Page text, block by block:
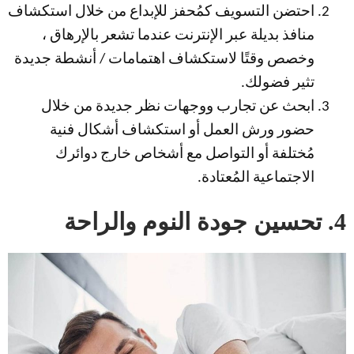
احتضن التسويف كمُحفز للإبداع من خلال استكشاف
منافذ بديلة عبر الإنترنت عندما تشعر بالإرهاق ،
وخصص وقتًا لاستكشاف اهتمامات / أنشطة جديدة
تثير فضولك.
ابحث عن تجارب ووجهات نظر جديدة من خلال
حضور ورش العمل أو استكشاف أشكال فنية
مُختلفة أو التواصل مع أشخاص خارج دوائرك
الاجتماعية المُعتادة.
4. تحسين جودة النوم والراحة